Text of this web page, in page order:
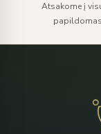
Atsakome į